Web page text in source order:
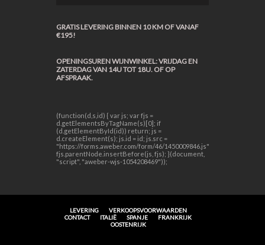
GRATIS LEVERING BINNEN 10 KM OF VANAF
€195!
OPENINGSUREN WIJNWINKEL: VRIJDAG EN
ZATERDAG VAN 14U TOT 18U. OF OP
AFSPRAAK.
(function(d,s,id) { var js; var fjs =
d.getElementsByTagName(s)[0]; if
(d.getElementById(id)) return; js =
d.createElement(s); js.id = id; js.src =
"https://forms.aweber.com/form/46/1450009846.js";
fjs.parentNode.insertBefore(js, fjs); }(document,
"script", "aweber-wjs-1054208469"));
LEVERING
VERKOOPSVOORWAARDEN
CONTACT
ITALIË SPANJE
FRANKRIJK
OOSTENRIJK